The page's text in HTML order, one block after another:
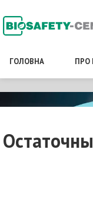
ГОЛОВНА ПРО